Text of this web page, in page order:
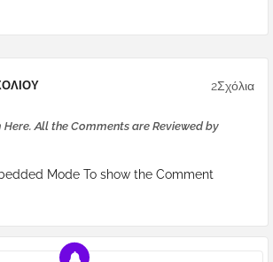
2Σχόλια
Here. All the Comments are Reviewed by
Mode To show the Comment